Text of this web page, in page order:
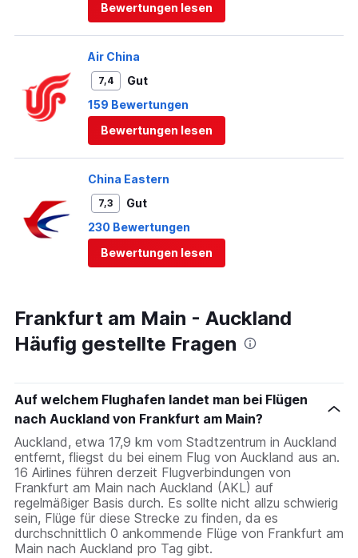
Bewertungen lesen
Air China
7,4
Gut
159 Bewertungen
Bewertungen lesen
China Eastern
7,3
Gut
230 Bewertungen
Bewertungen lesen
Frankfurt am Main - Auckland
Häufig gestellte Fragen
Auf welchem Flughafen landet man bei Flügen
nach Auckland von Frankfurt am Main?
Auckland, etwa 17,9 km vom Stadtzentrum in Auckland
entfernt, fliegst du bei einem Flug von Auckland aus an.
16 Airlines führen derzeit Flugverbindungen von
Frankfurt am Main nach Auckland (AKL) auf
regelmäßiger Basis durch. Es sollte nicht allzu schwierig
sein, Flüge für diese Strecke zu finden, da es
durchschnittlich 0 ankommende Flüge von Frankfurt am
Main nach Auckland pro Tag gibt.